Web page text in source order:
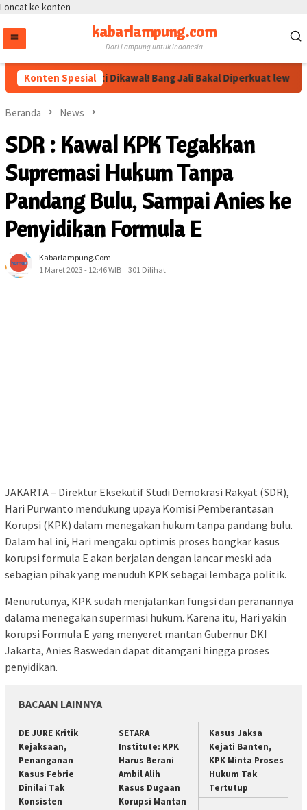
Loncat ke konten
kabarlampung.com
Dari Lampung untuk Indonesia
Konten Spesial
Arahan Megawati Dikawal! Bang Jali Bakal Diperkuat lewat
Beranda News
SDR : Kawal KPK Tegakkan
Supremasi Hukum Tanpa
Pandang Bulu, Sampai Anies ke
Penyidikan Formula E
Kabarlampung.com
1 Maret 2023 - 12:46 WIB
301 Dilihat
JAKARTA – Direktur Eksekutif Studi Demokrasi Rakyat (SDR),
Hari Purwanto mendukung upaya Komisi Pemberantasan
Korupsi (KPK) dalam menegakan hukum tanpa pandang bulu.
Dalam hal ini, Hari mengaku optimis proses bongkar kasus
korupsi formula E akan berjalan dengan lancar meski ada
sebagian pihak yang menuduh KPK sebagai lembaga politik.
Menurutunya, KPK sudah menjalankan fungsi dan peranannya
dalama menegakan supermasi hukum. Karena itu, Hari yakin
korupsi Formula E yang menyeret mantan Gubernur DKI
Jakarta, Anies Baswedan dapat ditamgani hingga proses
penyidikan.
BACAAN LAINNYA
DE JURE Kritik
Kejaksaan,
Penanganan
Kasus Febrie
Dinilai Tak
Konsisten
SETARA
Institute: KPK
Harus Berani
Ambil Alih
Kasus Dugaan
Korupsi Mantan
Kasus Jaksa
Kejati Banten,
KPK Minta Proses
Hukum Tak
Tertutup